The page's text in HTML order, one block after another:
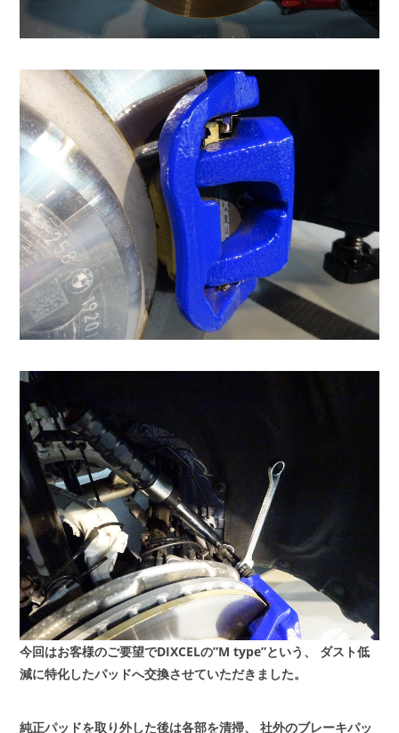
今回はお客様のご要望でDIXCELの”M type”という、
ダスト低
減に特化したパッドへ交換させていただきました。
純正パッドを取り外した後は各部を清掃、
社外のブレーキパッ